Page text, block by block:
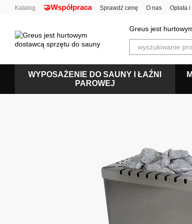
Przejdź do głównej treści
Katalog 🤝Współpraca Sprawdź cenę O nas Opłata
Greus jest
WYPOSAŻENIE DO SAUNY I ŁAŹNI
PAROWEJ